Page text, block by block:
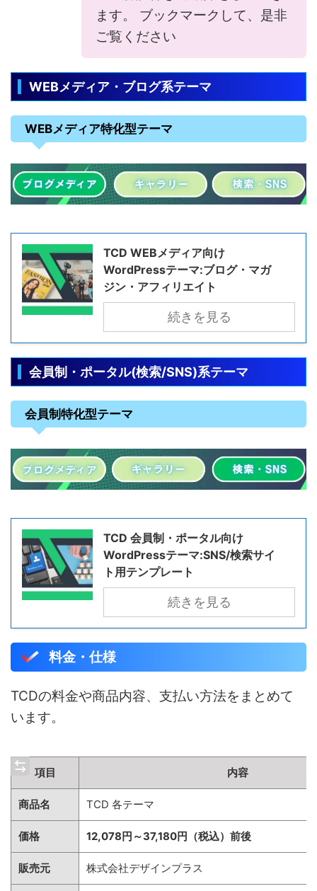
ます。 ブックマークして、是非
ご覧ください
WEBメディア・ブログ系テーマ
WEBメディア特化型テーマ
TCD WEBメディア向け
WordPressテーマ:ブログ・マガ
ジン・アフィリエイト
続きを見る
会員制・ポータル(検索/SNS)系テーマ
会員制特化型テーマ
TCD 会員制・ポータル向け
WordPressテーマ:SNS/検索サイ
ト用テンプレート
続きを見る
料金・仕様
TCDの料金や商品内容、支払い方法をまとめて
います。
項目 内容
商品名 TCD 各テーマ
価格 12,078円～37,180円（税込）前後
販売元 株式会社デザインプラス